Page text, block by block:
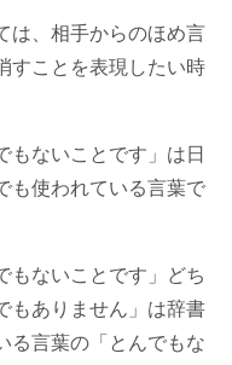
は、相手からのほめ言
すことを表現したい時
もないことです」は日
も使われている言葉で
もないことです」どち
もありません」は辞書
る言葉の「とんでもな